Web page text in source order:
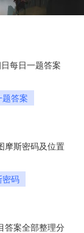
每日一题答案
答案
摩斯密码及位置
密码
答案全部整理分